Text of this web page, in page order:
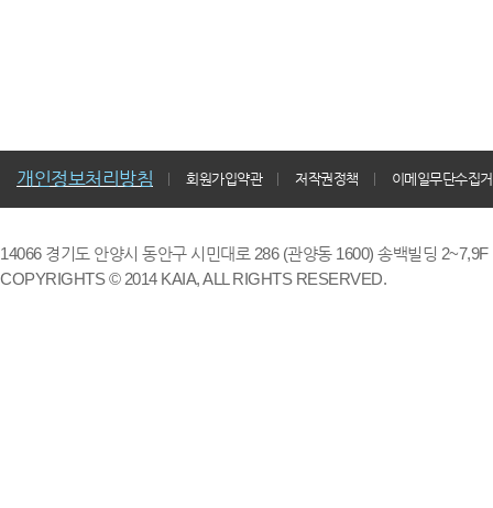
개인정보처리방침 회원가입약관 저작권정책 이메일무단수집
14066 경기도 안양시 동안구 시민대로 286 (관양동 1600) 송백빌딩
COPYRIGHTS © 2014 KAIA, ALL RIGHTS RESERVED.